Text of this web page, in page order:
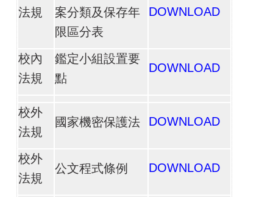
法規
案分類及保存年
限區分表
DOWNLOAD
校內
法規
鑑定小組設置要
點
DOWNLOAD
校外
法規
國家機密保護法 DOWNLOAD
校外
法規
公文程式條例 DOWNLOAD